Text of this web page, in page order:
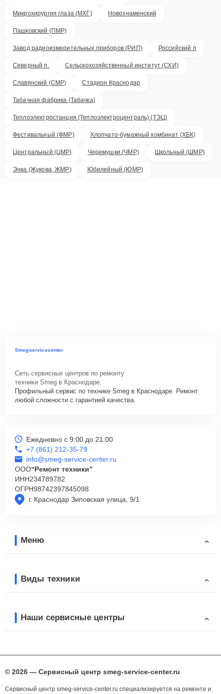
Микрохирургия глаза (МХГ) Новознаменский
Пашковский (ПМР)
Завод радиоизмерительных приборов (РИП) Российский п
Северный п. Сельскохозяйственный институт (СХИ)
Славянский (СМР) Стадион Краснодар
Табачная фабрика (Табачка)
Теплоэлектростанция (Теплоэлектроцентраль) (ТЭЦ)
Фестивальный (ФМР) Хлопчато-бумажный комбинат (ХБК)
Центральный (ЦМР) Черемушки (ЧМР) Школьный (ШМР)
Энка (Жукова, ЖМР) Юбилейный (ЮМР)
Smegservicecenter
Сеть сервисных центров по ремонту
техники Smeg в Краснодаре.
Профильный сервис по технике Smeg в Краснодаре. Ремонт
любой сложности с гарантией качества.
г. Краснодар Зиповская улица, 9/1
Ежедневно с 9:00 до 21:00
+7 (861) 212-35-79
info@smeg-service-center.ru
ООО“Ремонт техники”
ИНН234789782
ОГРН98742397845098
Меню
Виды техники
Наши сервисные центры
© 2026 — Сервисный центр smeg-service-center.ru
Сервисный центр smeg-service-center.ru специализируется на ремонте и